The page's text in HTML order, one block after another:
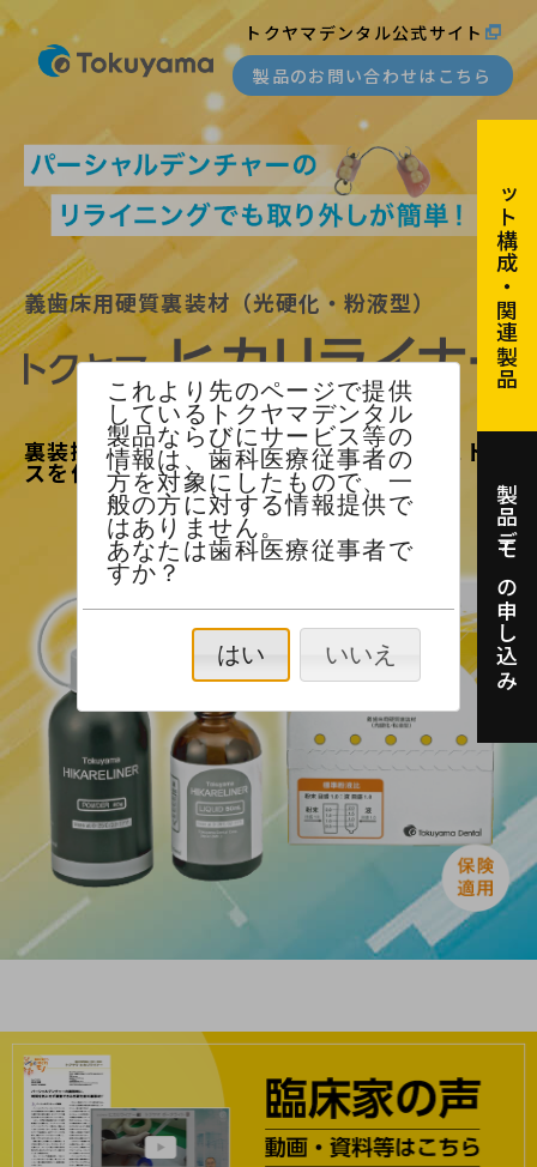
セット構成・関連製品
製品デモの申し込み
トクヤマデンタル公式サイト
製品のお問い合わせはこちら
義歯床用硬質裏装材（光硬化・粉液型）
裏装操作における、歯科医と患者さんのストレ
スを低減します。
これより先のページで提供
しているトクヤマデンタル
製品ならびにサービス等の
情報は、歯科医療従事者の
方を対象にしたもので、一
般の方に対する情報提供で
はありません。
あなたは歯科医療従事者で
すか？
はい いいえ